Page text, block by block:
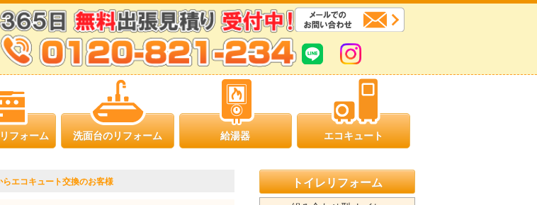
フォーム 洗面台のリフォーム 給湯器 エコキュート
エコキュート交換のお客様 トイレリフォーム